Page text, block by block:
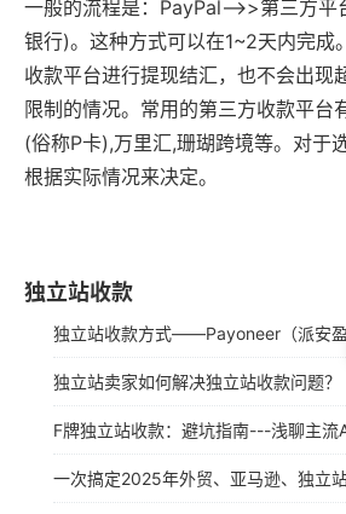
一般的流程是：PayPal-->>第三方平
银行)。这种方式可以在1~2天内完成
收款平台进行提现结汇，也不会出现
限制的情况。常用的第三方收款平台
(俗称P卡),万里汇,珊瑚跨境等。对于
根据实际情况来决定。
独立站收款